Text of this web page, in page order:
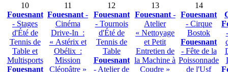
10
Fouesnant
- Stages
d'Été de
Tennis de
Table et
Multisports
Fouesnant
11
Fouesnant -
Cinéma
Drive-In :
« Astérix et
Obélix :
Mission
Cléopâtre »
12
Fouesnant
- Tournois
d'Été de
Tennis de
Table
Fouesnant
- Atelier de
13
Fouesnant-
Atelier
« Nettoyage
et Petit
Entretien de
la Machine à
Coudre »
14
Fouesnant
- Cirque
Bostok
Fouesnant
- Fête de la
Poissonnade
de l'Usf